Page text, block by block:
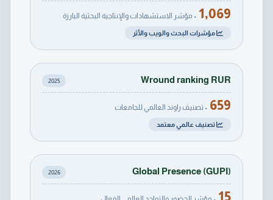
1,069 • مؤشر الاستشهادات والإنتاجية البحثية البارزة
مؤشرات البحث والويب والأثر
Wround ranking RUR
2025
659 • تصنيف راوند العالمي للجامعات
تصنيف عالمي معتمد
Global Presence (GUPI)
2026
15